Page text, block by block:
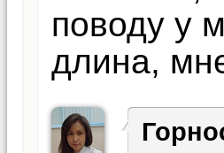
поводу у
длина,